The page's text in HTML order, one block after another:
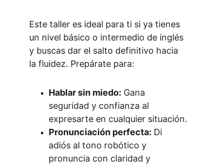
Este taller es ideal para ti si ya tienes
un nivel básico o intermedio de inglés
y buscas dar el salto definitivo hacia
la fluidez. Prepárate para:
Hablar sin miedo: Gana
seguridad y confianza al
expresarte en cualquier situación.
Pronunciación perfecta: Di
adiós al tono robótico y
pronuncia con claridad y